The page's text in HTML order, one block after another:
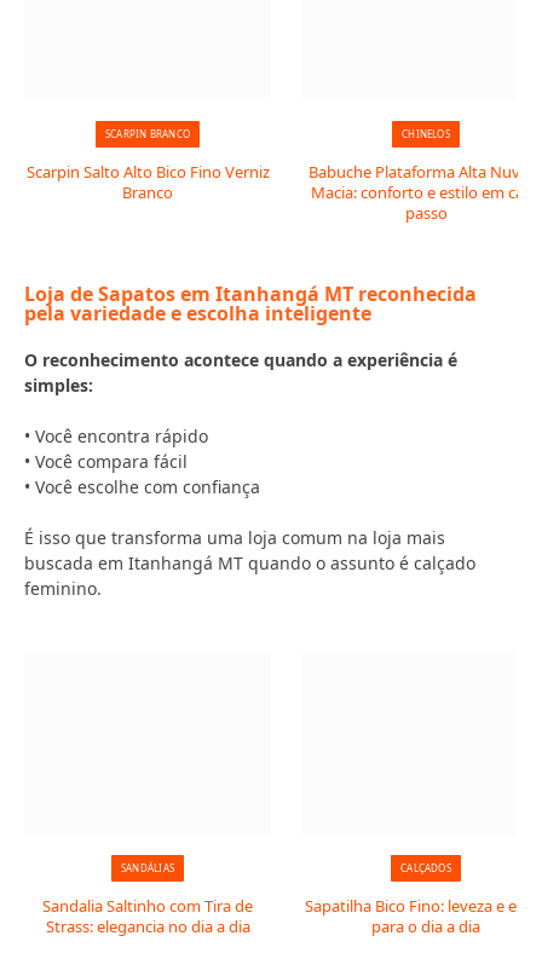
SCARPIN BRANCO
Scarpin Salto Alto Bico Fino Verniz
Branco
CHINELOS
Babuche Plataforma Alta Nuvem
Macia: conforto e estilo em cada
passo
Loja de Sapatos em Itanhangá MT reconhecida
pela variedade e escolha inteligente
O reconhecimento acontece quando a experiência é
simples:
• Você encontra rápido
• Você compara fácil
• Você escolhe com confiança
É isso que transforma uma loja comum na loja mais
buscada em Itanhangá MT quando o assunto é calçado
feminino.
SANDÁLIAS
Sandalia Saltinho com Tira de
Strass: elegancia no dia a dia
CALÇADOS
Sapatilha Bico Fino: leveza e
para o dia a dia